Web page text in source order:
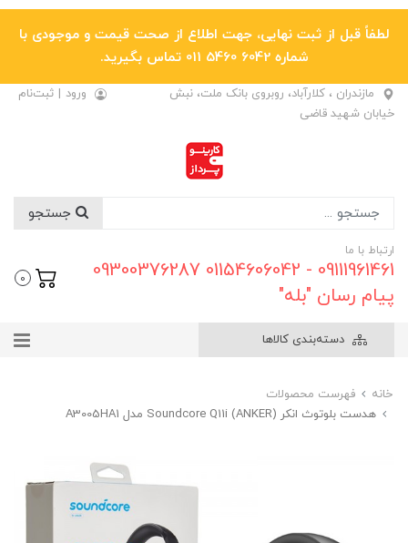
لطفاً قبل از ثبت نهایی، جهت اطلاع از صحت قیمت و موجودی با
شماره 6042 5460 011 تماس بگیرید.
مازندران ، کلارآباد، روبروی بانک ملت، نبش
خیابان شهید قاضی
ورود | ثبت‌نام
ارتباط با ما
09111961461 - 01154606042 09300376287
پیام رسان "بله"
0
دسته‌بندی کالاها
خانه
فهرست محصولات
هدست بلوتوث انکر (ANKER) Soundcore Q11i مدل A3005HA1